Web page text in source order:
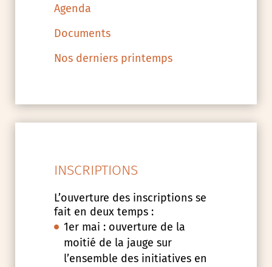
Agenda
Documents
Nos derniers printemps
INSCRIPTIONS
L’ouverture des inscriptions se
fait en deux temps :
1er mai : ouverture de la
moitié de la jauge sur
l’ensemble des initiatives en